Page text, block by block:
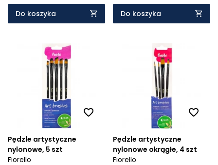
Do koszyka Do koszyka
Pędzle artystyczne
nylonowe, 5 szt
Fiorello
Pędzle artystyczne
nylonowe okrągłe, 4 szt
Fiorello